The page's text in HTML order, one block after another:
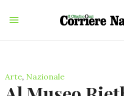
Arte, Nazionale